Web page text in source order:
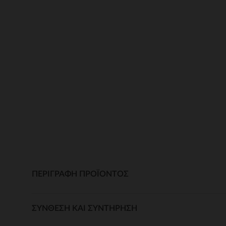
ΠΕΡΙΓΡΑΦΉ ΠΡΟΪΌΝΤΟΣ
ΣΎΝΘΕΣΗ ΚΑΙ ΣΥΝΤΉΡΗΣΗ